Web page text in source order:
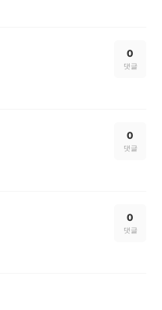
0
댓글
0
댓글
0
댓글